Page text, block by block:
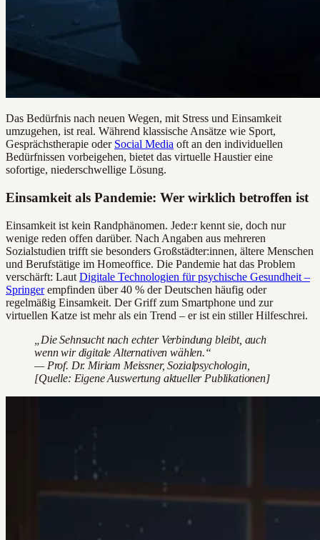
Das Bedürfnis nach neuen Wegen, mit Stress und Einsamkeit
umzugehen, ist real. Während klassische Ansätze wie Sport,
Gesprächstherapie oder Social Media oft an den individuellen
Bedürfnissen vorbeigehen, bietet das virtuelle Haustier eine
sofortige, niederschwellige Lösung.
Einsamkeit als Pandemie: Wer wirklich betroffen ist
Einsamkeit ist kein Randphänomen. Jede:r kennt sie, doch nur
wenige reden offen darüber. Nach Angaben aus mehreren
Sozialstudien trifft sie besonders Großstädter:innen, ältere Menschen
und Berufstätige im Homeoffice. Die Pandemie hat das Problem
verschärft: Laut Digitale Technologien für psychische Gesundheit –
Springerempfinden über 40 % der Deutschen häufig oder
regelmäßig Einsamkeit. Der Griff zum Smartphone und zur
virtuellen Katze ist mehr als ein Trend – er ist ein stiller Hilfeschrei.
„Die Sehnsucht nach echter Verbindung bleibt, auch
wenn wir digitale Alternativen wählen.“
— Prof. Dr. Miriam Meissner, Sozialpsychologin,
[Quelle: Eigene Auswertung aktueller Publikationen]